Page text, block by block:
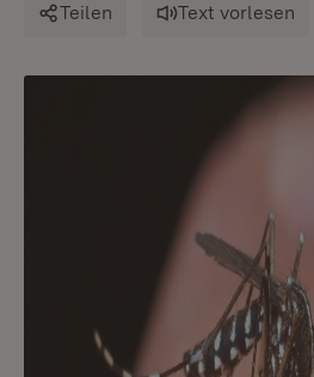
Teilen Text vorlesen